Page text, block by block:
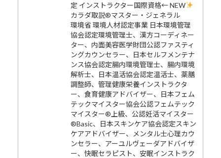
定 インストラクター国際資格← NEW
カラダ取説®マスター・ジェネラル
環境省 環境人材認定事業 日本環境管理
協会認定環境管理士、漢方コーディネー
ター、内面美容医学財団公認ファスティ
ングカウンセラー、日本セルフメンテナ
ンス協会認定腸内環境管理士、腸内環境
解析士、日本温活協会認定温活士、薬膳
調整師、管理健康栄養インストラクタ
ー、食育健康アドバイザー、日本フェム
テックマイスター協会公認フェムテック
マイスター®上級、公認妊活マイスター
®Basic、日本スキンケア協会認定スキン
ケアアドバイザー、メンタル士心理カウ
ンセラー、アーユルヴェーダアドバイザ
ー、快眠セラピスト、安眠インストラク